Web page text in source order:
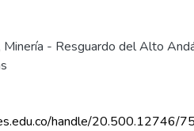
Minería - Resguardo del Alto
handle/20.500.12746/